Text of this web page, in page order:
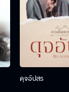
ดุจอัปสร